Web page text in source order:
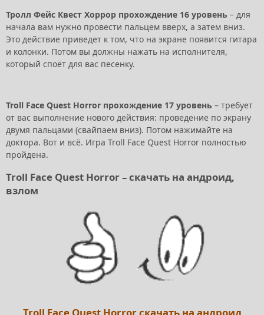
Тролл Фейс Квест Хоррор прохождение 16 уровень – для
начала вам нужно провести пальцем вверх, а затем вниз.
Это действие приведет к том, что на экране появится гитара
и колонки. Потом вы должны нажать на исполнителя,
который споёт для вас песенку.
Troll Face Quest Horror прохождение 17 уровень – требует
от вас выполнение нового действия: проведение по экрану
двумя пальцами (свайпаем вниз). Потом нажимайте на
доктора. Вот и всё. Игра Troll Face Quest Horror полностью
пройдена.
Troll Face Quest Horror – скачать на андроид,
взлом